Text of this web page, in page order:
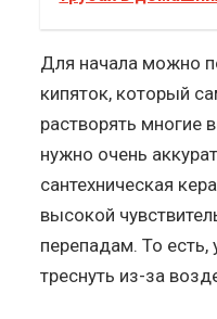
Для начала можно
кипяток, который
растворять многие
нужно очень
сантехническая
высокой
перепадам. То есть,
треснуть из-за